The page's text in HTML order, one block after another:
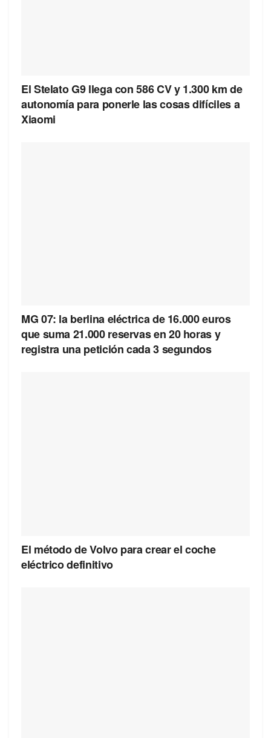
El Stelato G9 llega con 586 CV y 1.300 km de
autonomía para ponerle las cosas difíciles a
Xiaomi
MG 07: la berlina eléctrica de 16.000 euros
que suma 21.000 reservas en 20 horas y
registra una petición cada 3 segundos
El método de Volvo para crear el coche
eléctrico definitivo